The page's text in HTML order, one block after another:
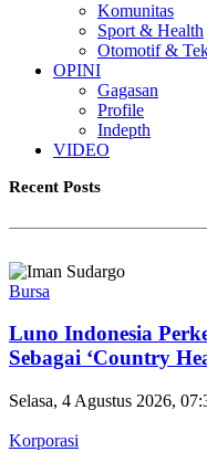
Komunitas
Sport & Health
Otomotif &
OPINI
Gagasan
Profile
Indepth
VIDEO
Recent Posts
Bursa
Luno Indonesia
Sebagai ‘Country
Selasa, 4 Agustus 2026,
Korporasi